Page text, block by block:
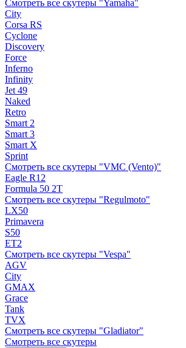
Смотреть все скутеры "Yamaha"
City
Corsa RS
Cyclone
Discovery
Force
Inferno
Infinity
Jet 49
Naked
Retro
Smart 2
Smart 3
Smart X
Sprint
Смотреть все скутеры "VMC (Vento)"
Eagle R12
Formula 50 2Т
Смотреть все скутеры "Regulmoto"
LX50
Primavera
S50
ET2
Смотреть все скутеры "Vespa"
AGV
City
GMAX
Grace
Tank
TVX
Смотреть все скутеры "Gladiator"
Смотреть все скутеры